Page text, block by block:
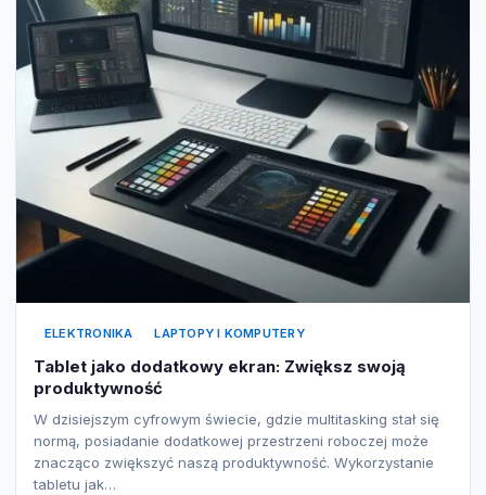
ELEKTRONIKA LAPTOPY I KOMPUTERY
Tablet jako dodatkowy ekran: Zwiększ swoją
produktywność
W dzisiejszym cyfrowym świecie, gdzie multitasking stał się
normą, posiadanie dodatkowej przestrzeni roboczej może
znacząco zwiększyć naszą produktywność. Wykorzystanie
tabletu jak…